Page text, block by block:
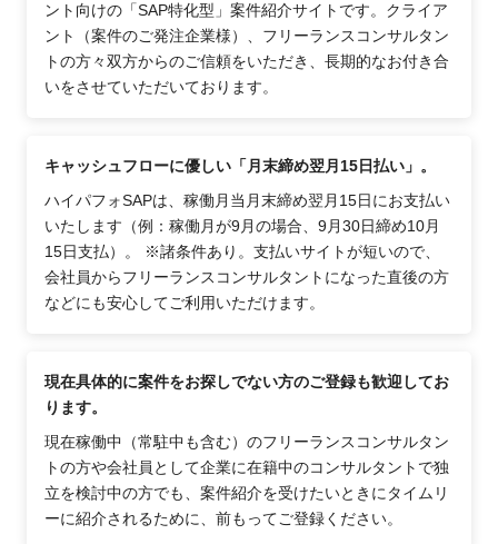
ント向けの「SAP特化型」案件紹介サイトです。クライア
ント（案件のご発注企業様）、フリーランスコンサルタン
トの方々双方からのご信頼をいただき、長期的なお付き合
いをさせていただいております。
キャッシュフローに優しい「月末締め翌月15日払い」。
ハイパフォSAPは、稼働月当月末締め翌月15日にお支払い
いたします（例：稼働月が9月の場合、9月30日締め10月
15日支払）。 ※諸条件あり。支払いサイトが短いので、
会社員からフリーランスコンサルタントになった直後の方
などにも安心してご利用いただけます。
現在具体的に案件をお探しでない方のご登録も歓迎してお
ります。
現在稼働中（常駐中も含む）のフリーランスコンサルタン
トの方や会社員として企業に在籍中のコンサルタントで独
立を検討中の方でも、案件紹介を受けたいときにタイムリ
ーに紹介されるために、前もってご登録ください。